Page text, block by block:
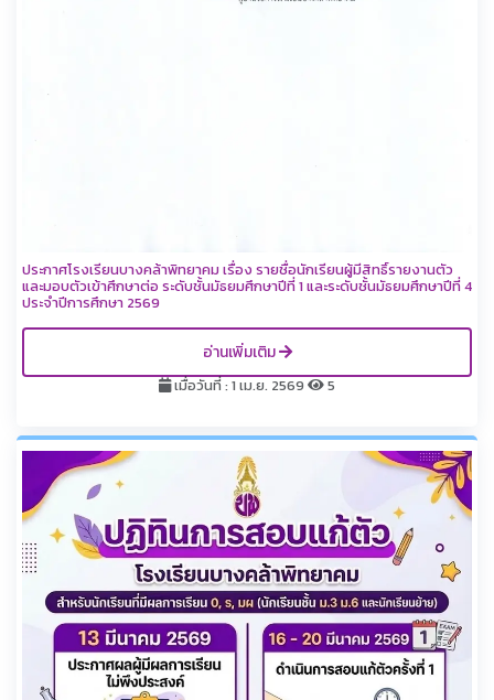
ประกาศโรงเรียนบางคล้าพิทยาคม เรื่อง รายชื่อนักเรียนผู้มีสิทธิ์รายงานตัว
และมอบตัวเข้าศึกษาต่อ ระดับชั้นมัธยมศึกษาปีที่ 1 และระดับชั้นมัธยมศึกษาปีที่ 4
ประจำปีการศึกษา 2569
อ่านเพิ่มเติม
เมื่อวันที่ : 1 เม.ย. 2569 5